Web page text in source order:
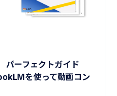
パーフェクトガイド
を使って動画コン